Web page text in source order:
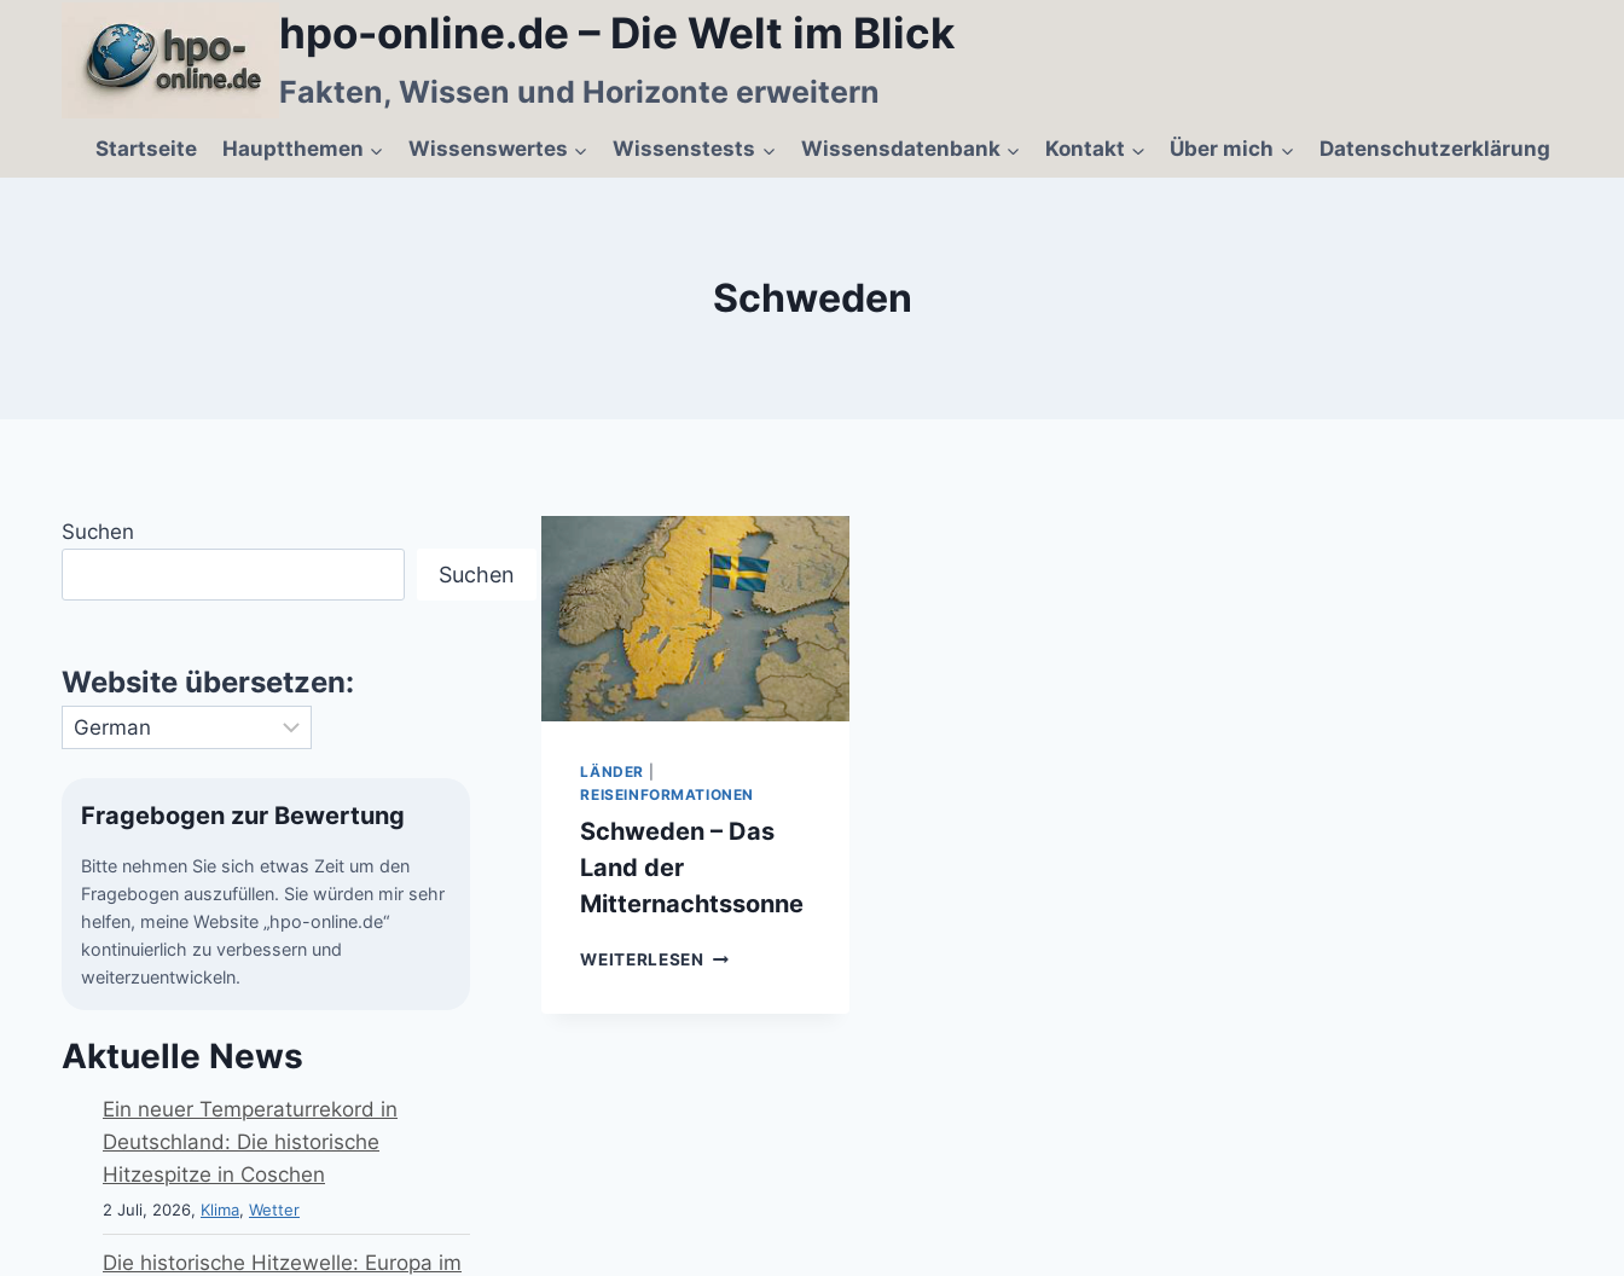
hpo-online.de – Die Welt im Blick
Fakten, Wissen und Horizonte erweitern
Startseite Hauptthemen Wissenswertes Wissenstests Wissensdatenbank Kontakt Über mich Datenschutzerklärung
Schweden
LÄNDER
REISEINFORMATIONEN
Schweden – Das
Land der
Mitternachtssonne
WEITERLESEN SCHWEDEN
Suchen
Suchen
Website übersetzen:
Fragebogen zur Bewertung
Bitte nehmen Sie sich etwas Zeit um den
Fragebogen auszufüllen. Sie würden mir sehr
helfen, meine Website „hpo-online.de“
kontinuierlich zu verbessern und
weiterzuentwickeln.
Aktuelle News
Ein neuer Temperaturrekord in
Deutschland: Die historische
Hitzespitze in Coschen
2 Juli, 2026, Klima, Wetter
Die historische Hitzewelle: Europa im